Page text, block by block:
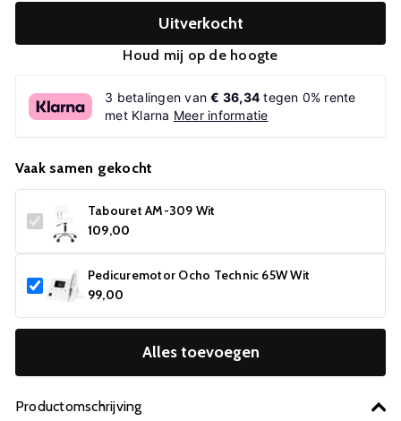
Uitverkocht
Houd mij op de hoogte
3 betalingen van€ 36,34 tegen 0% rente
met Klarna Meer informatie
Vaak samen gekocht
Tabouret AM-309 Wit
109,00
Pedicuremotor Ocho Technic 65W Wit
99,00
Alles toevoegen
Productomschrijving